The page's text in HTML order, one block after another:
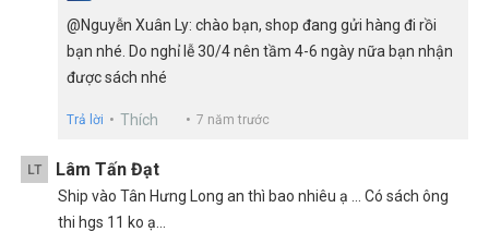
@Nguyễn Xuân Ly: chào bạn, shop đang gửi hàng đi rồi
bạn nhé. Do nghỉ lễ 30/4 nên tầm 4-6 ngày nữa bạn nhận
được sách nhé
Trả lời Thích 7 năm trước
LT Lâm Tấn Đạt
Ship vào Tân Hưng Long an thì bao nhiêu ạ ... Có sách ông
thi hgs 11 ko ạ...